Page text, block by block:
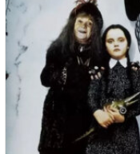
Кристина Риччи
Ортега в
Сама актриса
14 ИЮЛЯ 2022 В 03:39